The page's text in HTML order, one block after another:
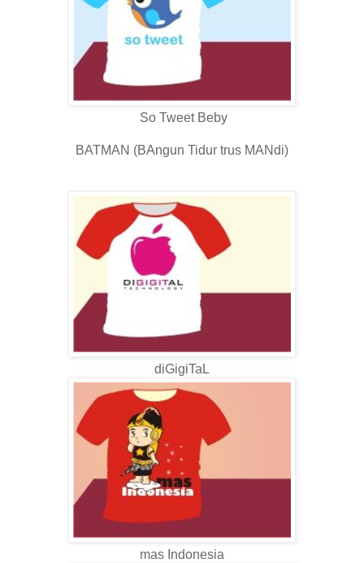
So Tweet Beby
BATMAN (BAngun Tidur trus MANdi)
diGigiTaL
mas Indonesia